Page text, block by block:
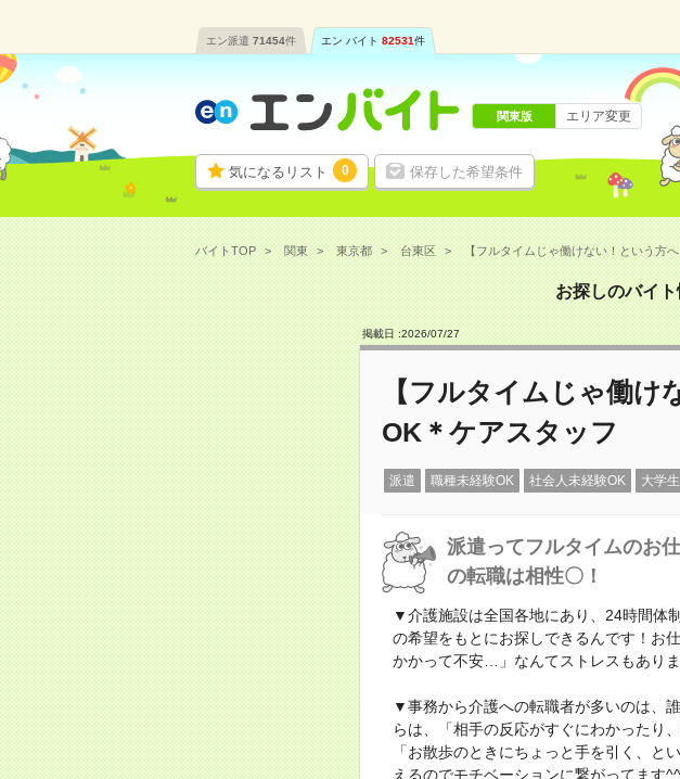
エン派遣 71454件 エン バイト 82531件
気になるリスト 0 保存した希望条件
関東版 エリア変更
バイトTOP 関東 東京都 台東区 【フルタイムじゃ働けない！という方
お探しのバイ
掲載日 :2026/07/27
【フルタイムじゃ働け
OK＊ケアスタッフ
派遣 職種未経験OK 社会人未経験OK 大学
派遣ってフルタイムのお
の転職は相性〇！
▼介護施設は全国各地にあり、24時間体
の希望をもとにお探しできるんです！お
かかって不安…」なんてストレスもありま
▼事務から介護への転職者が多いのは、
らは、「相手の反応がすぐにわかったり
「お散歩のときにちょっと手を引く、と
えるのでモチベーションに繋がってます